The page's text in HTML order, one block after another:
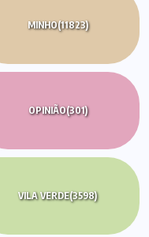
MINHO(11823)
OPINIÃO(301)
VILA VERDE(3598)